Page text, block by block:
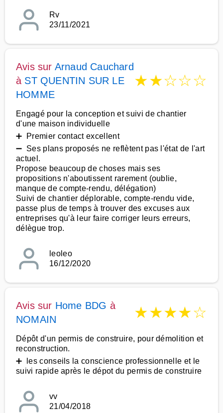
Rv
23/11/2021
Avis sur Arnaud Cauchard
à ST QUENTIN SUR LE
HOMME
★★☆☆☆
Engagé pour la conception et suivi de chantier
d'une maison individuelle
➕ Premier contact excellent
➖ Ses plans proposés ne reflètent pas l'état de l'art
actuel.
Propose beaucoup de choses mais ses
propositions n'aboutissent rarement (oublie,
manque de compte-rendu, délégation)
Suivi de chantier déplorable, compte-rendu vide,
passe plus de temps à trouver des excuses aux
entreprises qu'à leur faire corriger leurs erreurs,
délègue trop.
leoleo
16/12/2020
Avis sur Home BDG à
NOMAIN
★★★★☆
Dépôt d'un permis de construire, pour démolition et
reconstruction.
➕ les conseils la conscience professionnelle et le
suivi rapide après le dépot du permis de construire
vv
21/04/2018